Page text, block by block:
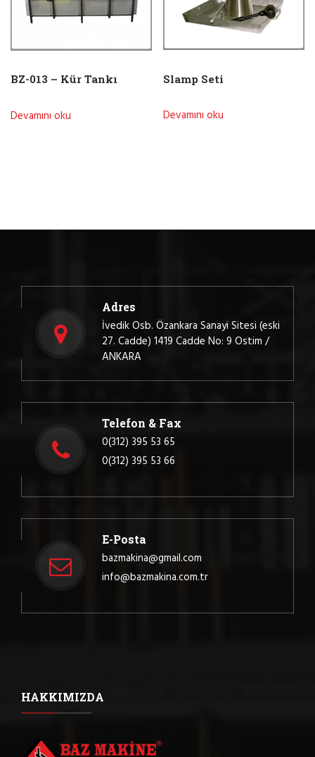
BZ-013 – Kür Tankı
Devamını oku
Slamp Seti
Devamını oku
Adres
İvedik Osb. Özankara Sanayi Sitesi (eski
27. Cadde) 1419 Cadde No: 9 Ostim /
ANKARA
Telefon & Fax
0(312) 395 53 65
0(312) 395 53 66
E-Posta
bazmakina@gmail.com
info@bazmakina.com.tr
HAKKIMIZDA